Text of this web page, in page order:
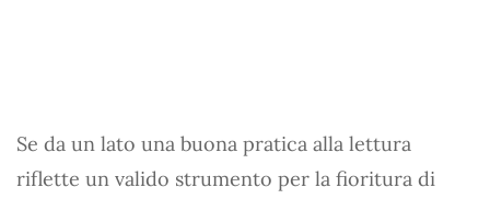
Se da un lato una buona pratica alla lettura
riflette un valido strumento per la fioritura di